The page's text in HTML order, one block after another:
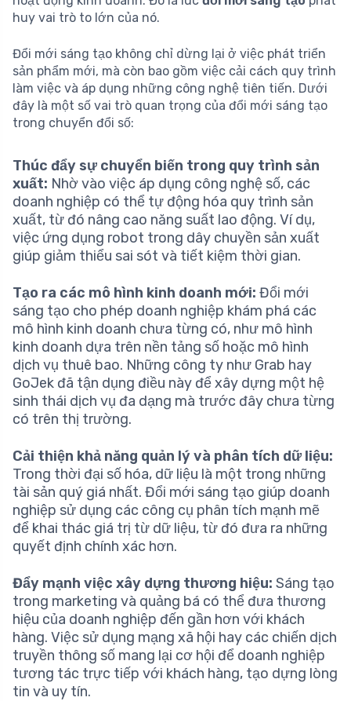
huy vai trò to lớn của nó.
Đổi mới sáng tạo không chỉ dừng lại ở việc phát triển
sản phẩm mới, mà còn bao gồm việc cải cách quy trình
làm việc và áp dụng những công nghệ tiên tiến. Dưới
đây là một số vai trò quan trọng của đổi mới sáng tạo
trong chuyển đổi số:
Thúc đẩy sự chuyển biến trong quy trình sản
xuất: Nhờ vào việc áp dụng công nghệ số, các
doanh nghiệp có thể tự động hóa quy trình sản
xuất, từ đó nâng cao năng suất lao động. Ví dụ,
việc ứng dụng robot trong dây chuyền sản xuất
giúp giảm thiểu sai sót và tiết kiệm thời gian.
Tạo ra các mô hình kinh doanh mới: Đổi mới
sáng tạo cho phép doanh nghiệp khám phá các
mô hình kinh doanh chưa từng có, như mô hình
kinh doanh dựa trên nền tảng số hoặc mô hình
dịch vụ thuê bao. Những công ty như Grab hay
GoJek đã tận dụng điều này để xây dựng một hệ
sinh thái dịch vụ đa dạng mà trước đây chưa từng
có trên thị trường.
Cải thiện khả năng quản lý và phân tích dữ liệu:
Trong thời đại số hóa, dữ liệu là một trong những
tài sản quý giá nhất. Đổi mới sáng tạo giúp doanh
nghiệp sử dụng các công cụ phân tích mạnh mẽ
để khai thác giá trị từ dữ liệu, từ đó đưa ra những
quyết định chính xác hơn.
Đẩy mạnh việc xây dựng thương hiệu: Sáng tạo
trong marketing và quảng bá có thể đưa thương
hiệu của doanh nghiệp đến gần hơn với khách
hàng. Việc sử dụng mạng xã hội hay các chiến dịch
truyền thông số mang lại cơ hội để doanh nghiệp
tương tác trực tiếp với khách hàng, tạo dựng lòng
tin và uy tín.